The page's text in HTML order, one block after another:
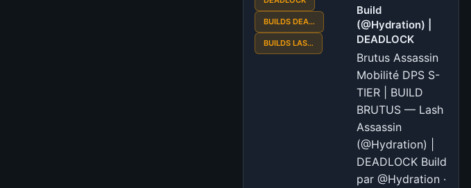
by
rina
(@rina)
|
DEADLOCK
BUILDS DEA…
BUILDS LAS…
Build
(@Hydration) |
DEADLOCK
Brutus Assassin
Mobilité DPS S-
TIER | BUILD
BRUTUS — Lash
Assassin
(@Hydration) |
DEADLOCK Build
par @Hydration ·